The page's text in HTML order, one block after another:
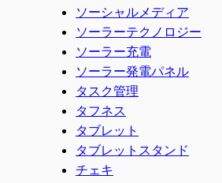
ソーシャルメディア
ソーラーテクノロジー
ソーラー充電
ソーラー発電パネル
タスク管理
タフネス
タブレット
タブレットスタンド
チェキ